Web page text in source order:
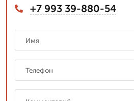
+7 993 39-880-54